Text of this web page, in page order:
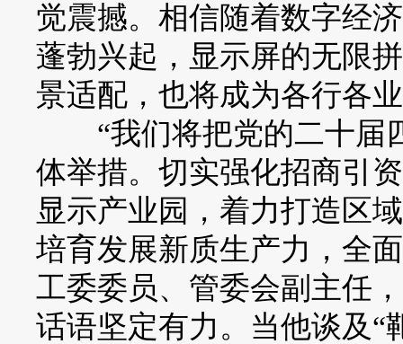
觉震撼。相信随着数字经
蓬勃兴起，显示屏的无限
景适配，也将成为各行各
“我们将把党的二十届
体举措。切实强化招商引
显示产业园，着力打造区
培育发展新质生产力，全
工委委员、管委会副主任
话语坚定有力。当他谈及“